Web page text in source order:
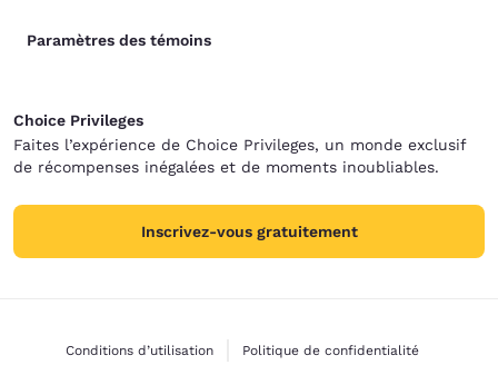
Paramètres des témoins
Choice Privileges
Faites l’expérience de Choice Privileges, un monde exclusif
de récompenses inégalées et de moments inoubliables.
Inscrivez-vous gratuitement
Conditions d’utilisation Politique de confidentialité